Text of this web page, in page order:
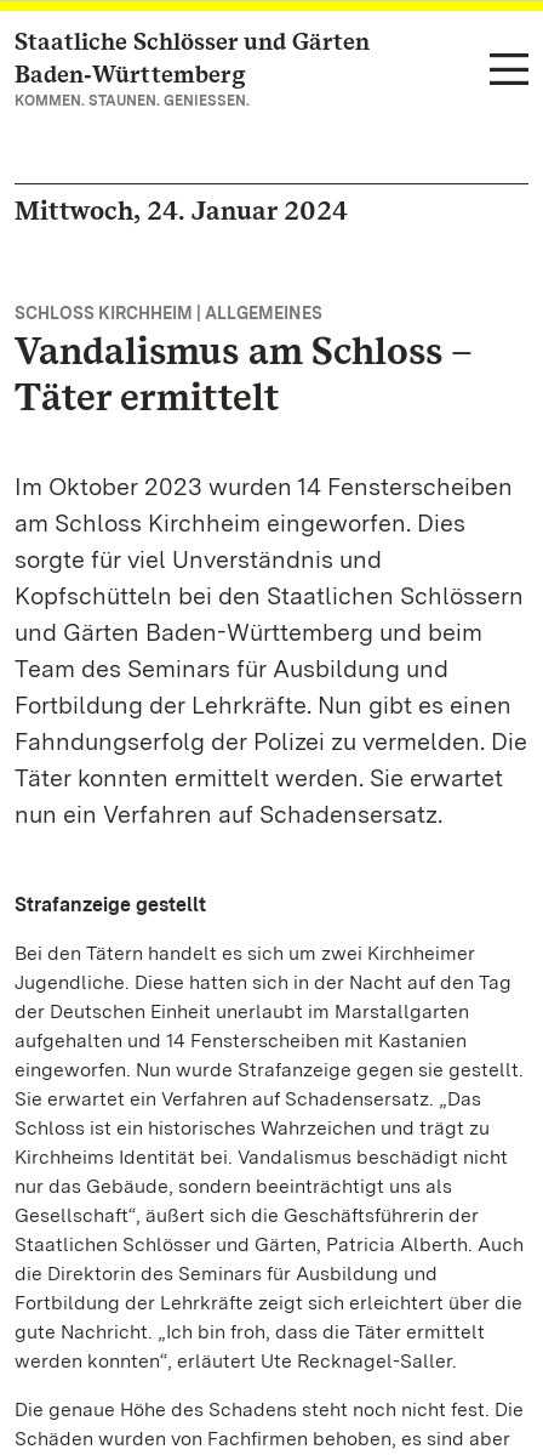
Zum Hauptinhalt springen
Staatliche Schlösser und Gärten
Baden‑Württemberg
KOMMEN. STAUNEN. GENIESSEN.
Mittwoch, 24. Januar 2024
SCHLOSS KIRCHHEIM | ALLGEMEINES
Vandalismus am Schloss –
Täter ermittelt
Im Oktober 2023 wurden 14 Fensterscheiben
am Schloss Kirchheim eingeworfen. Dies
sorgte für viel Unverständnis und
Kopfschütteln bei den Staatlichen Schlössern
und Gärten Baden-Württemberg und beim
Team des Seminars für Ausbildung und
Fortbildung der Lehrkräfte. Nun gibt es einen
Fahndungserfolg der Polizei zu vermelden. Die
Täter konnten ermittelt werden. Sie erwartet
nun ein Verfahren auf Schadensersatz.
Strafanzeige gestellt
Bei den Tätern handelt es sich um zwei Kirchheimer
Jugendliche. Diese hatten sich in der Nacht auf den Tag
der Deutschen Einheit unerlaubt im Marstallgarten
aufgehalten und 14 Fensterscheiben mit Kastanien
eingeworfen. Nun wurde Strafanzeige gegen sie gestellt.
Sie erwartet ein Verfahren auf Schadensersatz. „Das
Schloss ist ein historisches Wahrzeichen und trägt zu
Kirchheims Identität bei. Vandalismus beschädigt nicht
nur das Gebäude, sondern beeinträchtigt uns als
Gesellschaft“, äußert sich die Geschäftsführerin der
Staatlichen Schlösser und Gärten, Patricia Alberth. Auch
die Direktorin des Seminars für Ausbildung und
Fortbildung der Lehrkräfte zeigt sich erleichtert über die
gute Nachricht. „Ich bin froh, dass die Täter ermittelt
werden konnten“, erläutert Ute Recknagel-Saller.
Die genaue Höhe des Schadens steht noch nicht fest. Die
Schäden wurden von Fachfirmen behoben, es sind aber